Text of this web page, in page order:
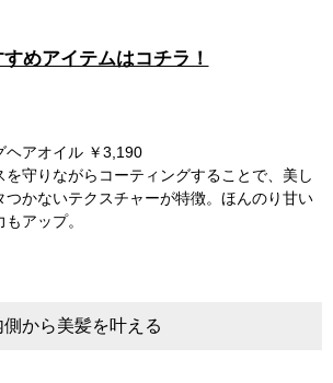
すめアイテムはコチラ！
ヘアオイル ￥3,190
守りながらコーティングすることで、美し
つかないテクスチャーが特徴。ほんのり甘い
アップ。
から美髪を叶える